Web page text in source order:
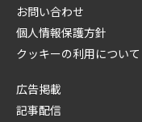
お問い合わせ
個人情報保護方針
クッキーの利用について
広告掲載
記事配信